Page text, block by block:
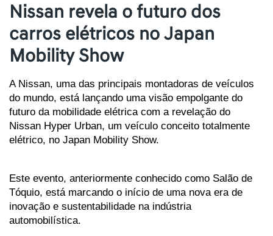
Nissan revela o futuro dos
carros elétricos no Japan
Mobility Show
A Nissan, uma das principais montadoras de veículos
do mundo, está lançando uma visão empolgante do
futuro da mobilidade elétrica com a revelação do
Nissan Hyper Urban, um veículo conceito totalmente
elétrico, no Japan Mobility Show.
Este evento, anteriormente conhecido como Salão de
Tóquio, está marcando o início de uma nova era de
inovação e sustentabilidade na indústria
automobilística.